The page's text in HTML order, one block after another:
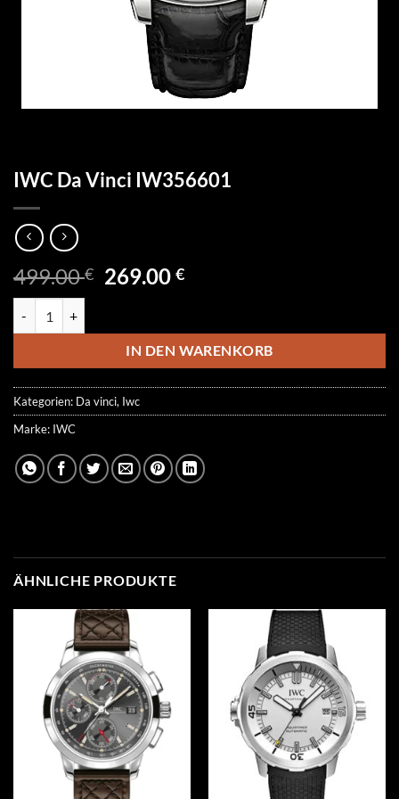
IWC Da Vinci IW356601
499.00€ Ursprünglicher
499.00 €
269.00€Aktueller
269.00 €.
IN DEN WARENKORB
Kategorien: Da vinci, Iwc
Marke: IWC
ÄHNLICHE PRODUKTE